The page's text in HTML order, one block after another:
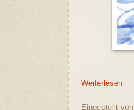
Weiterlesen
Eingestellt von